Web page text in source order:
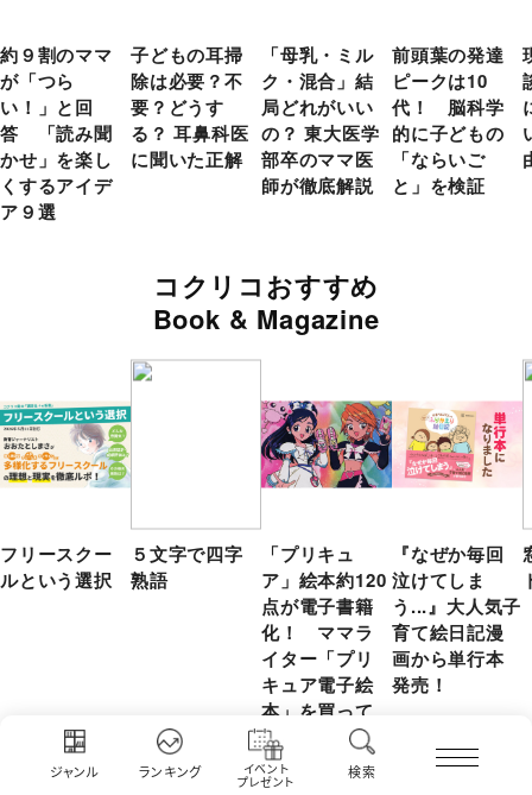
ジャンル ランキング イベント
プレゼント
検索
約９割のママ
が「つら
い！」と回
答 「読み聞
かせ」を楽し
くするアイデ
ア９選
子どもの耳掃
除は必要？不
要？どうす
る？ 耳鼻科医
に聞いた正解
「母乳・ミル
ク・混合」結
局どれがいい
の？ 東大医学
部卒のママ医
師が徹底解説
前頭葉の発達
ピークは10
代！ 脳科学
的に子どもの
「ならいご
と」を検証
コクリコおすすめ
Book & Magazine
フリースクー
ルという選択
５文字で四字
熟語
「プリキュ
ア」絵本約120
点が電子書籍
化！ ママラ
イター「プリ
キュア電子絵
本」を買って
みた！
『なぜか毎回
泣けてしま
う...』大人気子
育て絵日記漫
画から単行本
発売！